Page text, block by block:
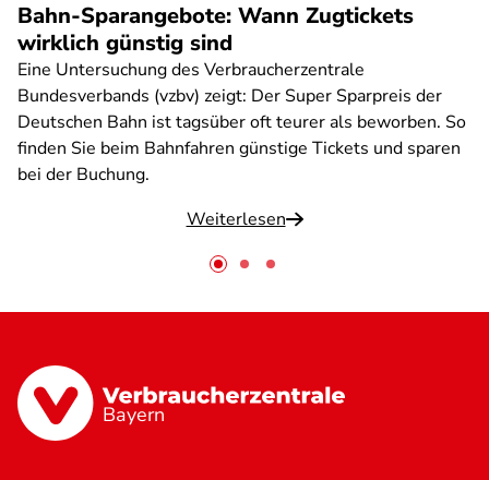
Bahn-Sparangebote: Wann Zugtickets
wirklich günstig sind
Eine Untersuchung des Verbraucherzentrale
Bundesverbands (vzbv) zeigt: Der Super Sparpreis der
Deutschen Bahn ist tagsüber oft teurer als beworben. So
finden Sie beim Bahnfahren günstige Tickets und sparen
bei der Buchung.
Weiterlesen
Bayern